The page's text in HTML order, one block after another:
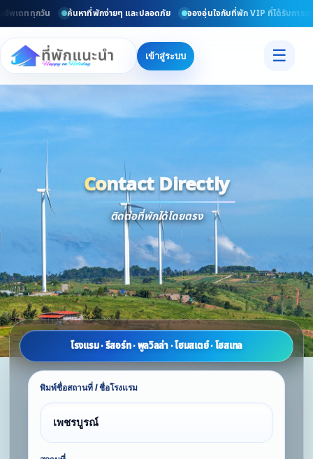
ดททุกวัน ค้นหาที่พักง่ายๆ และปลอดภัย จองอุ่นใจกับที่พัก VIP ที่ได้รับการตรว
เข้าสู่ระบบ ☰
Contact Directly
Contact
ติดต่อที่พักได้โดยตรง
โรงแรม · รีสอร์ท · พูลวิลล่า · โฮมสเตย์ · โฮสเทล
พิมพ์ชื่อสถานที่ / ชื่อโรงแรม